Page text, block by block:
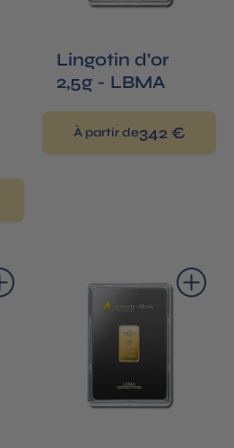
Lingotin d'or
2,5g - LBMA
À partir de342 €